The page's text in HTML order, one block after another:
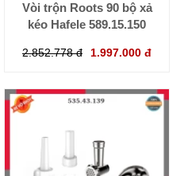
Vòi trộn Roots 90 bộ xả
kéo Hafele 589.15.150
2.852.778 đ 1.997.000 đ